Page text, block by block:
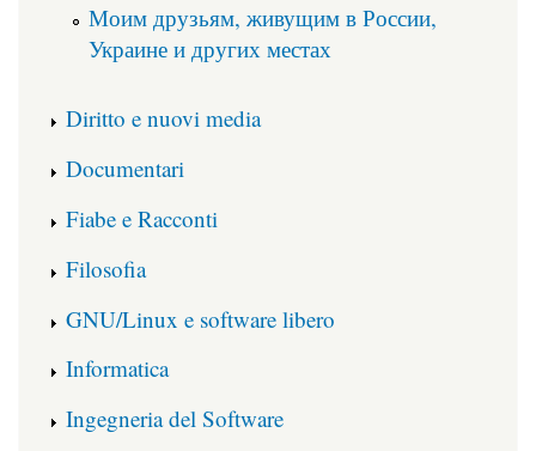
Моим друзьям, живущим в России,
Украине и других местах
Diritto e nuovi media
Documentari
Fiabe e Racconti
Filosofia
GNU/Linux e software libero
Informatica
Ingegneria del Software